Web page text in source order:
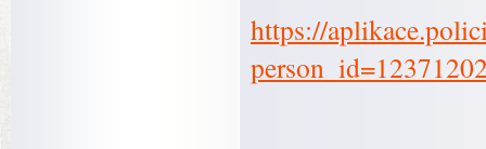
https://